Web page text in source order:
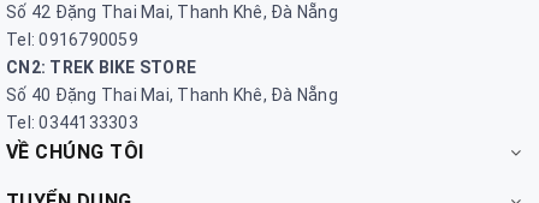
Số 42 Đặng Thai Mai, Thanh Khê, Đà Nẵng
Tel: 0916790059
CN2: TREK BIKE STORE
Số 40 Đặng Thai Mai, Thanh Khê, Đà Nẵng
Tel: 0344133303
VỀ CHÚNG TÔI